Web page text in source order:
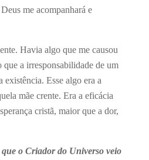
me acompanhará e
Havia algo que me causou
a irresponsabilidade de um
Esse algo era a
mãe crente. Era a eficácia
cristã, maior que a dor,
o Criador do Universo veio